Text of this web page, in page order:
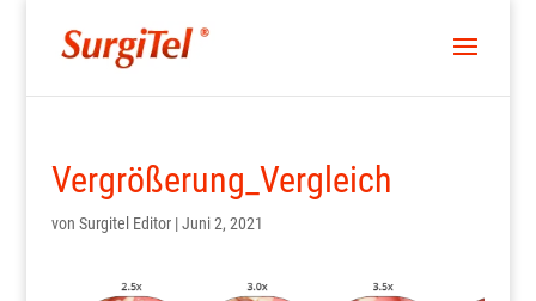
Vergrößerung_Vergleich
von Surgitel Editor|Juni 2, 2021